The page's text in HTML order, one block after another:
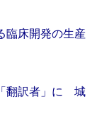
臨床開発の生産
翻訳者」に 城